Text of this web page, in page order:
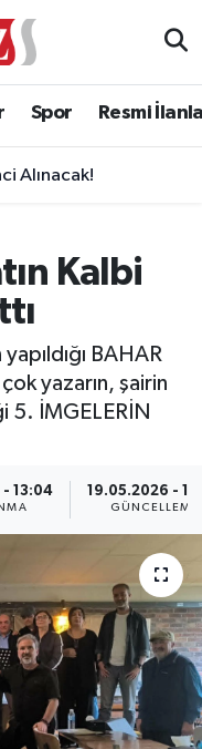
Spor Resmi
Alınacak!
Kalbi
BAHAR
yazarın, şairin
5. İMGELERİN
- 13:04 19.05.2026 -
GÜNCELLEME